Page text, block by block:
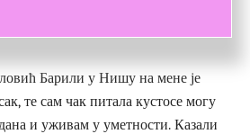
архива
Барили у Нишу на мене је
те сам чак питала кустосе могу
и уживам у уметности. Казали